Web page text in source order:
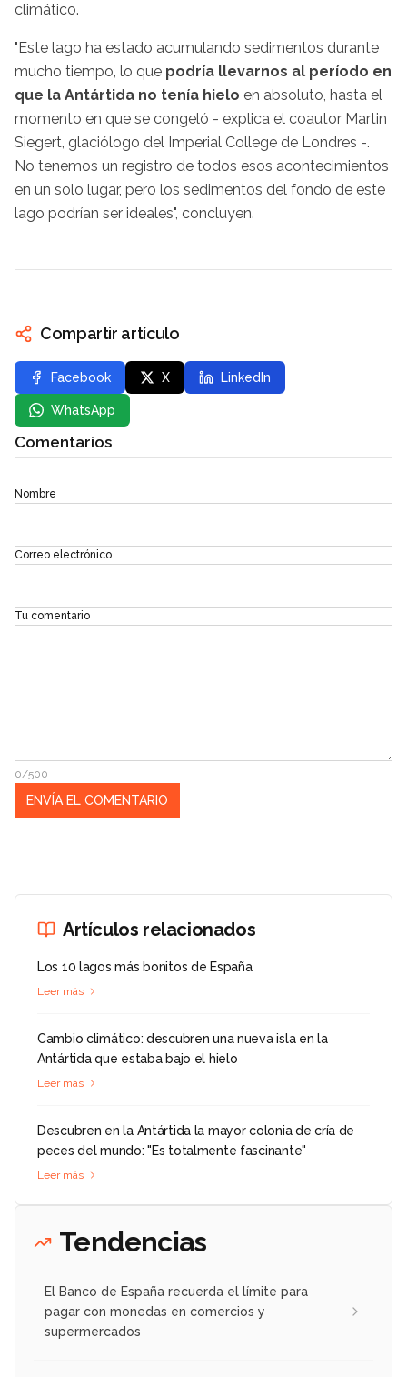
climático.
"Este lago ha estado acumulando sedimentos durante
mucho tiempo, lo que podría llevarnos al período en
que la Antártida no tenía hielo en absoluto, hasta el
momento en que se congeló - explica el coautor Martin
Siegert, glaciólogo del Imperial College de Londres -.
No tenemos un registro de todos esos acontecimientos
en un solo lugar, pero los sedimentos del fondo de este
lago podrían ser ideales", concluyen.
Compartir artículo
Facebook X LinkedIn
WhatsApp
Comentarios
Nombre
Correo electrónico
Tu comentario
0/500
Artículos relacionados
Los 10 lagos más bonitos de España
Leer más
Cambio climático: descubren una nueva isla en la
Antártida que estaba bajo el hielo
Leer más
Descubren en la Antártida la mayor colonia de cría de
peces del mundo: "Es totalmente fascinante"
Leer más
Tendencias
El Banco de España recuerda el límite para
pagar con monedas en comercios y
supermercados